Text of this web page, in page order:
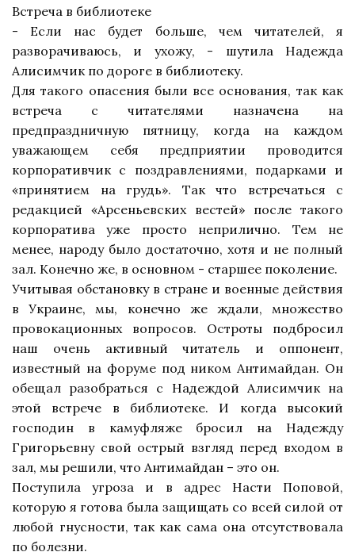
Встреча в библиотеке
- Если нас будет больше, чем читателей, я
разворачиваюсь, и ухожу, - шутила Надежда
Алисимчик по дороге в библиотеку.
Для такого опасения были все основания, так как
встреча с читателями назначена на
предпраздничную пятницу, когда на каждом
уважающем себя предприятии проводится
корпоративчик с поздравлениями, подарками и
«принятием на грудь». Так что встречаться с
редакцией «Арсеньевских вестей» после такого
корпоратива уже просто неприлично. Тем не
менее, народу было достаточно, хотя и не полный
зал. Конечно же, в основном - старшее поколение.
Учитывая обстановку в стране и военные действия
в Украине, мы, конечно же ждали, множество
провокационных вопросов. Остроты подбросил
наш очень активный читатель и оппонент,
известный на форуме под ником Антимайдан. Он
обещал разобраться с Надеждой Алисимчик на
этой встрече в библиотеке. И когда высокий
господин в камуфляже бросил на Надежду
Григорьевну свой острый взгляд перед входом в
зал, мы решили, что Антимайдан – это он.
Поступила угроза и в адрес Насти Поповой,
которую я готова была защищать со всей силой от
любой гнусности, так как сама она отсутствовала
по болезни.